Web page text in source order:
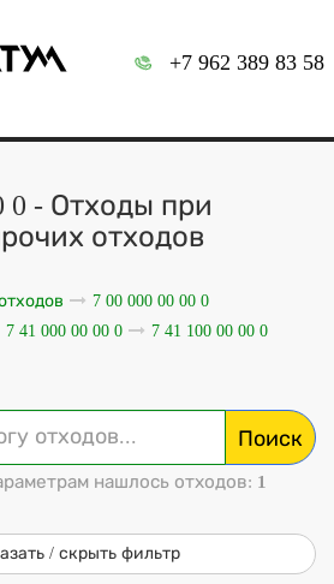
+7 962 389 83 58
0 - Отходы при
отходов
7 00 000 00 00 0
7 41 000 00 00 0
7 41 100 00 00 0
Поиск
нашлось отходов: 1
/ скрыть фильтр